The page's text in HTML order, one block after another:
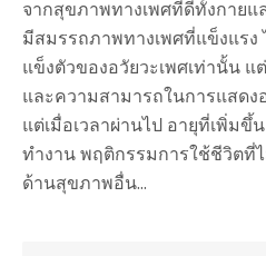
จากสุขภาพทางเพศที่ดีทั้งกายแ
มีสมรรถภาพทางเพศที่แข็งแรง
แข็งตัวของอวัยวะเพศเท่านั้น
และความสามารถในการแสดง
แต่เมื่อเวลาผ่านไป อายุที่เพิ่มขึ้
ทำงาน พฤติกรรมการใช้ชีวิตที่
ด้านสุขภาพอื่น...